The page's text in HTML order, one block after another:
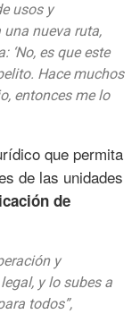
usos y
nueva ruta,
‘No, es que este
Hace muchos
entonces me lo
que permita
de las unidades
de
y
y lo subes a
todos”,